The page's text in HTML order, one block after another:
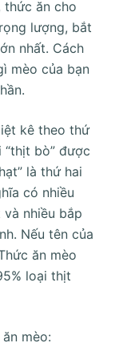
thức ăn cho
lượng, bắt
nhất. Cách
mèo của bạn
kê theo thứ
bò” được
là thứ hai
có nhiều
nhiều bắp
Nếu tên của
ăn mèo
loại thịt
mèo: